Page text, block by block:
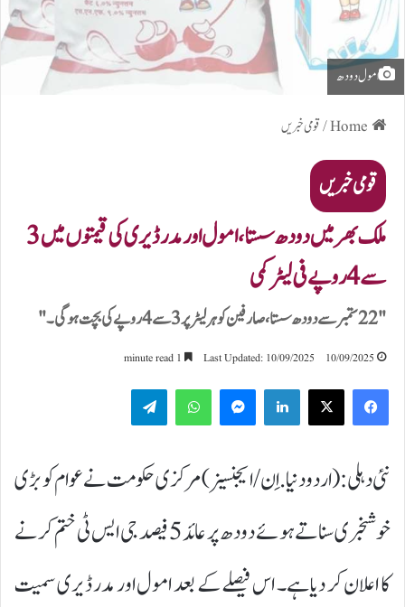
امول دودھ
/قومی خبریں
قومی خبریں
ملک بھر میں دودھ سستا، امول اور مدر ڈیری کی قیمتوں میں 3
سے 4 روپے فی لیٹر کمی
"22 ستمبر سے دودھ سستا، صارفین کو ہر لیٹر پر 3 سے 4 روپے کی بچت ہوگی۔"
10/09/2025
Last Updated: 10/09/2025
LinkedIn
WhatsApp
نئی دہلی:(اردودنیا.اِن/ایجنسیز) مرکزی حکومت نے عوام کو بڑی
خوشخبری سناتے ہوئے دودھ پر عائد 5 فیصد جی ایس ٹی ختم کرنے
کا اعلان کر دیا ہے۔ اس فیصلے کے بعد امول اور مدر ڈیری سمیت